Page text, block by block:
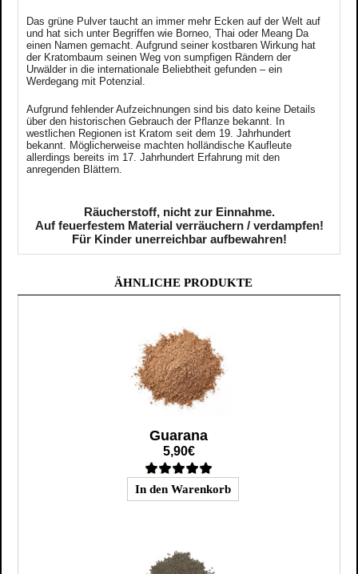
Das grüne Pulver taucht an immer mehr Ecken auf der Welt auf
und hat sich unter Begriffen wie Borneo, Thai oder Meang Da
einen Namen gemacht. Aufgrund seiner kostbaren Wirkung hat
der Kratombaum seinen Weg von sumpfigen Rändern der
Urwälder in die internationale Beliebtheit gefunden – ein
Werdegang mit Potenzial.
Aufgrund fehlender Aufzeichnungen sind bis dato keine Details
über den historischen Gebrauch der Pflanze bekannt.
In
westlichen Regionen ist Kratom seit dem 19. Jahrhundert
bekannt. Möglicherweise machten holländische Kaufleute
allerdings bereits im 17. Jahrhundert Erfahrung mit den
anregenden Blättern.
Räucherstoff, nicht zur Einnahme.
Auf feuerfestem Material verräuchern / verdampfen!
Für Kinder unerreichbar aufbewahren!
ÄHNLICHE PRODUKTE
Guarana
5,90€